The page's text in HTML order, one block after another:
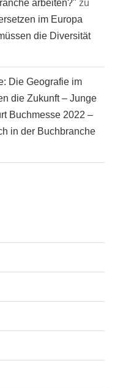
arbeiten?" zu
im Europa
die Diversität
Die Geografie im
die Zukunft – Junge
Buchmesse 2022 –
in der Buchbranche